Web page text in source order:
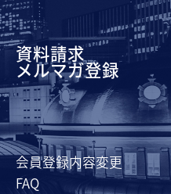
資料請求
メルマガ登録
会員登録内容変更
FAQ